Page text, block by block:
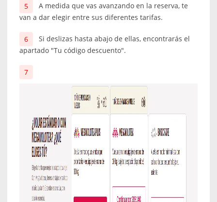
A medida que vas avanzando en la reserva, te
van a dar elegir entre sus diferentes tarifas.
Si deslizas hasta abajo de ellas, encontrarás el
apartado "Tu código descuento".